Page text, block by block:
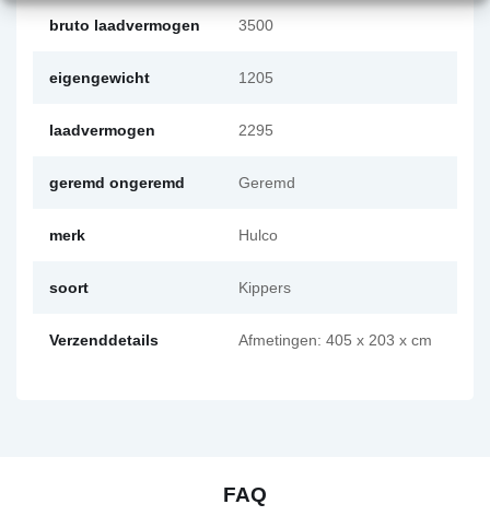
bruto laadvermogen 3500
eigengewicht 1205
laadvermogen 2295
geremd ongeremd Geremd
merk Hulco
soort Kippers
Verzenddetails Afmetingen: 405 x 203 x cm
FAQ